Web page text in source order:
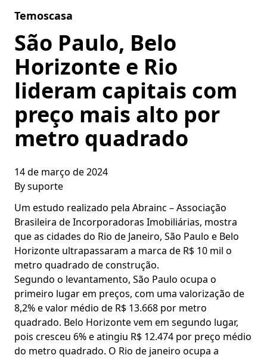
Temoscasa
São Paulo, Belo
Horizonte e Rio
lideram capitais com
preço mais alto por
metro quadrado
14 de março de 2024
Bysuporte
Um estudo realizado pela Abrainc – Associação
Brasileira de Incorporadoras Imobiliárias, mostra
que as cidades do Rio de Janeiro, São Paulo e Belo
Horizonte ultrapassaram a marca de R$ 10 mil o
metro quadrado de construção.
Segundo o levantamento, São Paulo ocupa o
primeiro lugar em preços, com uma valorização de
8,2% e valor médio de R$ 13.668 por metro
quadrado. Belo Horizonte vem em segundo lugar,
pois cresceu 6% e atingiu R$ 12.474 por preço médio
do metro quadrado. O Rio de janeiro ocupa a